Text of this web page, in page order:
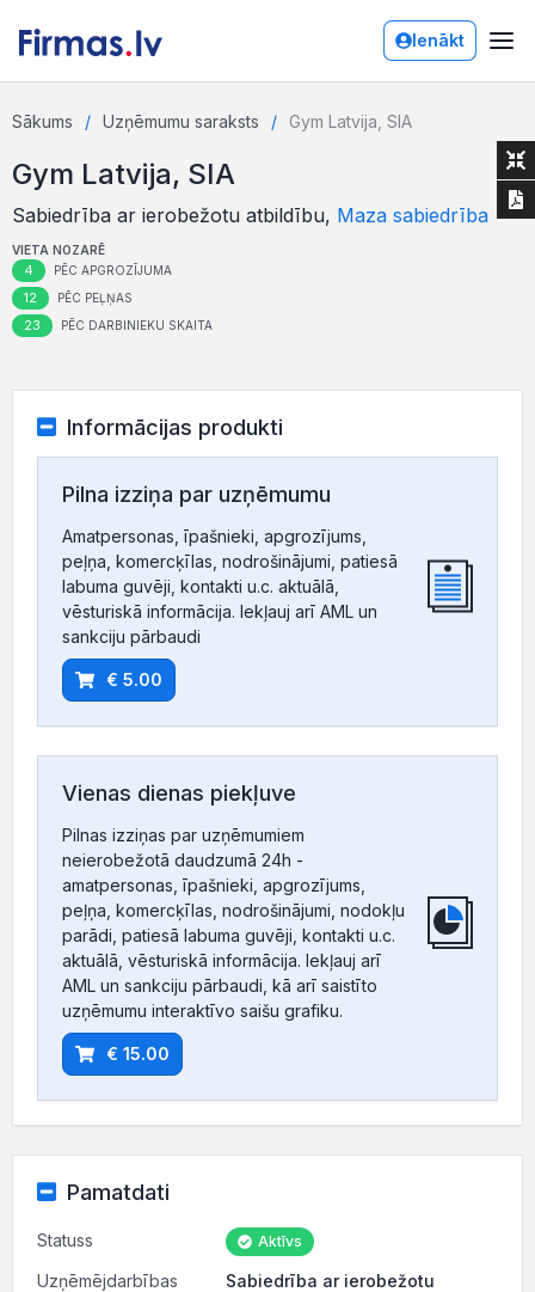
Ienākt
Sākums Uzņēmumu saraksts Gym Latvija, SIA
Gym Latvija, SIA
Sabiedrība ar ierobežotu atbildību, Maza sabiedrība
VIETA NOZARĒ
4 PĒC APGROZĪJUMA
12 PĒC PEĻŅAS
23 PĒC DARBINIEKU SKAITA
Informācijas produkti
Pilna izziņa par uzņēmumu
Amatpersonas, īpašnieki, apgrozījums,
peļņa, komercķīlas, nodrošinājumi, patiesā
labuma guvēji, kontakti u.c. aktuālā,
vēsturiskā informācija. Iekļauj arī AML un
sankciju pārbaudi
€ 5.00
Vienas dienas piekļuve
Pilnas izziņas par uzņēmumiem
neierobežotā daudzumā 24h -
amatpersonas, īpašnieki, apgrozījums,
peļņa, komercķīlas, nodrošinājumi, nodokļu
parādi, patiesā labuma guvēji, kontakti u.c.
aktuālā, vēsturiskā informācija. Iekļauj arī
AML un sankciju pārbaudi, kā arī saistīto
uzņēmumu interaktīvo saišu grafiku.
€ 15.00
Pamatdati
Statuss Aktīvs
Uzņēmējdarbības
Sabiedrība ar ierobežotu